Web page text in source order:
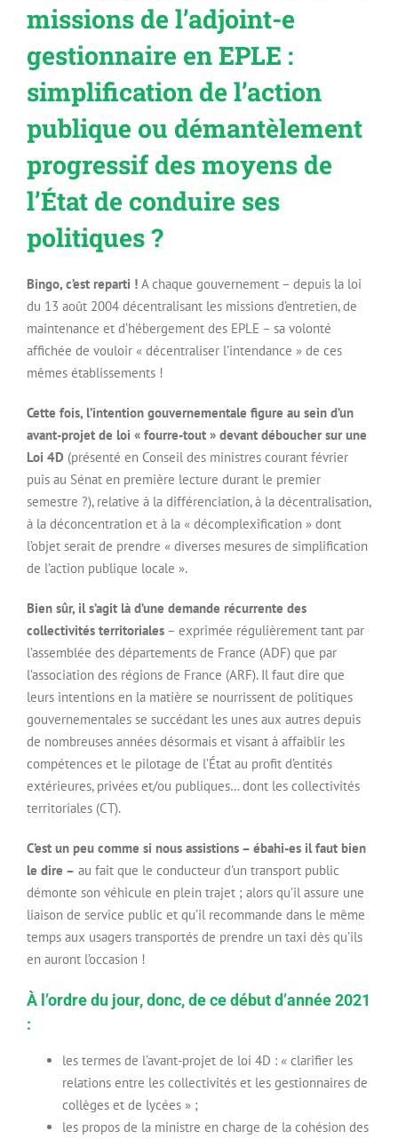
missions de l’adjoint-e
gestionnaire en EPLE :
simplification de l’action
publique ou démantèlement
progressif des moyens de
l’État de conduire ses
politiques ?
Bingo, c’est reparti ! A chaque gouvernement – depuis la loi
du 13 août 2004 décentralisant les missions d’entretien, de
maintenance et d’hébergement des EPLE – sa volonté
affichée de vouloir « décentraliser l’intendance » de ces
mêmes établissements !
Cette fois, l’intention gouvernementale figure au sein d’un
avant-projet de loi « fourre-tout » devant déboucher sur une
Loi 4D (présenté en Conseil des ministres courant février
puis au Sénat en première lecture durant le premier
semestre ?), relative à la différenciation, à la décentralisation,
à la déconcentration et à la « décomplexification » dont
l’objet serait de prendre « diverses mesures de simplification
de l’action publique locale ».
Bien sûr, il s’agit là d’une demande récurrente des
collectivités territoriales – exprimée régulièrement tant par
l’assemblée des départements de France (ADF) que par
l’association des régions de France (ARF). Il faut dire que
leurs intentions en la matière se nourrissent de politiques
gouvernementales se succédant les unes aux autres depuis
de nombreuses années désormais et visant à affaiblir les
compétences et le pilotage de l’État au profit d’entités
extérieures, privées et/ou publiques… dont les collectivités
territoriales (CT).
C’est un peu comme si nous assistions – ébahi-es il faut bien
le dire – au fait que le conducteur d’un transport public
démonte son véhicule en plein trajet ; alors qu’il assure une
liaison de service public et qu’il recommande dans le même
temps aux usagers transportés de prendre un taxi dès qu’ils
en auront l’occasion !
À l’ordre du jour, donc, de ce début d’année 2021
:
les termes de l’avant-projet de loi 4D : « clarifier les
relations entre les collectivités et les gestionnaires de
collèges et de lycées » ;
les propos de la ministre en charge de la cohésion des